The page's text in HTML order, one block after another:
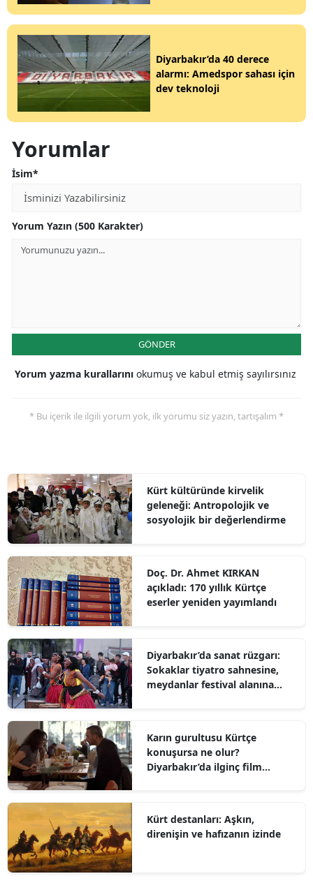
Diyarbakır’da 40 derece
alarmı: Amedspor sahası için
dev teknoloji
Yorumlar
İsim*
Yorum Yazın (500 Karakter)
GÖNDER
Yorum yazma kurallarını okumuş ve kabul etmiş sayılırsınız
* Bu içerik ile ilgili yorum yok, ilk yorumu siz yazın, tartışalım *
Kürt kültüründe kirvelik
geleneği: Antropolojik ve
sosyolojik bir değerlendirme
Doç. Dr. Ahmet KIRKAN
açıkladı: 170 yıllık Kürtçe
eserler yeniden yayımlandı
Diyarbakır’da sanat rüzgarı:
Sokaklar tiyatro sahnesine,
meydanlar festival alanına
Karın gurultusu Kürtçe
konuşursa ne olur?
Diyarbakır’da ilginç film
Kürt destanları: Aşkın,
direnişin ve hafızanın izinde